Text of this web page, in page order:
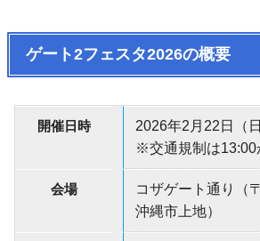
ゲート2フェスタ2026の概要
開催日時
2026年2月22日（
※交通規制は13:00
会場
コザゲート通り（
沖縄市上地）